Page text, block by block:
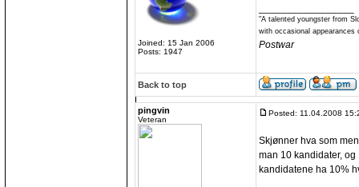
Joined: 15 Jan 2006
Posts: 1947
"A talented youngster from
with occasional appearances
Postwar
Back to top
pingvin
Veteran
Posted: 11.04.2008
Skjønner hva som
man 10 kandidater,
kandidatene ha 10%